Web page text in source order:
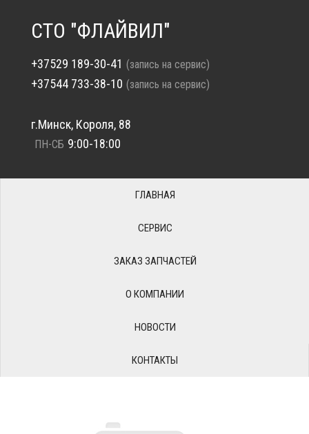
СТО "ФЛАЙВИЛ"
+37529 189-30-41 (запись на сервис)
+37544 733-38-10 (запись на сервис)
г.Минск, Короля, 88
ПН-СБ 9:00-18:00
ГЛАВНАЯ
СЕРВИС
ЗАКАЗ ЗАПЧАСТЕЙ
О КОМПАНИИ
НОВОСТИ
КОНТАКТЫ